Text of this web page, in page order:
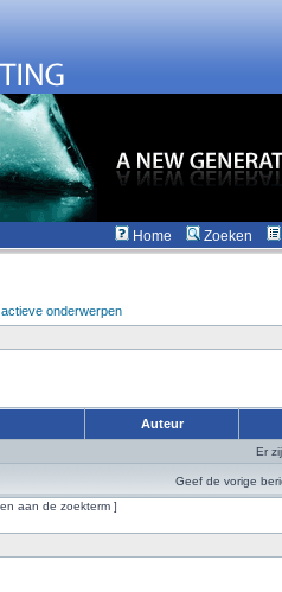
Home Zoeken
onderwerpen
Auteur
Er
Geef de vorige
aan de zoekterm ]